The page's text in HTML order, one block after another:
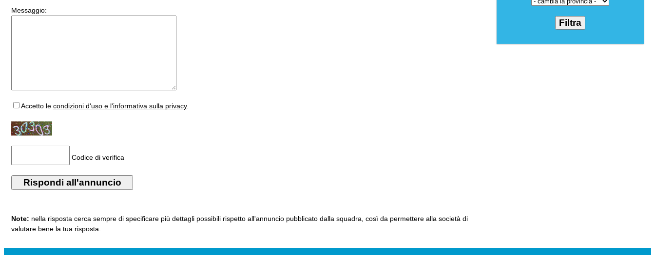
Messaggio:
Accetto le condizioni d'uso e l'informativa sulla privacy.
Codice di verifica
Note: nella risposta cerca sempre di specificare più dettagli possibili rispetto all'annuncio pubblicato dalla squadra, così da permettere alla società di
valutare bene la tua risposta.